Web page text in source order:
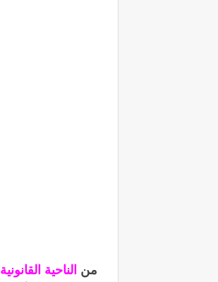
من الناحية القانونية